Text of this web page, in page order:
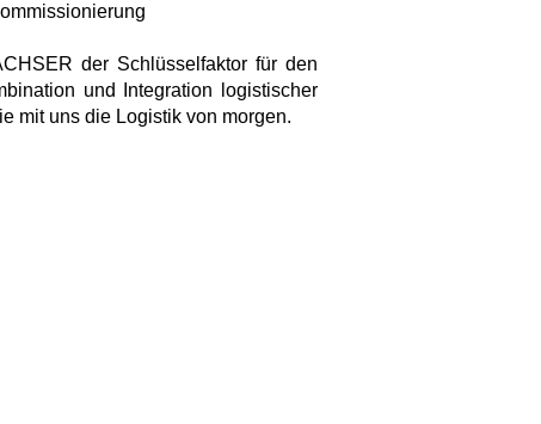
der Schlüsselfaktor für den
und Integration logistischer
mit uns die Logistik von morgen.